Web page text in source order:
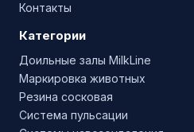
Контакты
Категории
Доильные залы MilkLine
Маркировка животных
Резина сосковая
Система пульсации